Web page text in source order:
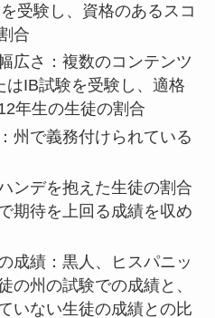
受験し、資格のあるスコ
合
広さ：複数のコンテンツ
はIB試験を受験し、適格
年生の生徒の割合
州で義務付けられている
ンデを抱えた生徒の割合
期待を上回る成績を収め
成績：黒人、ヒスパニッ
の州の試験での成績と、
いない生徒の成績との比